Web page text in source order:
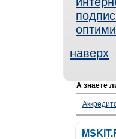
наверх
А знаете